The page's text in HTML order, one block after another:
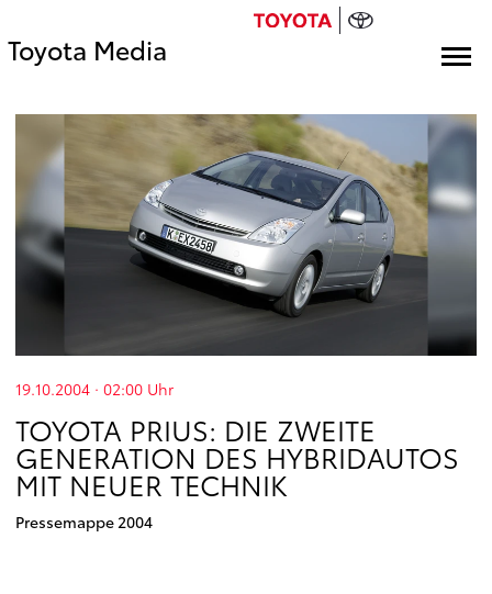
Toyota Media
19.10.2004 · 02:00 Uhr
TOYOTA PRIUS: DIE ZWEITE
GENERATION DES HYBRIDAUTOS
MIT NEUER TECHNIK
Pressemappe 2004